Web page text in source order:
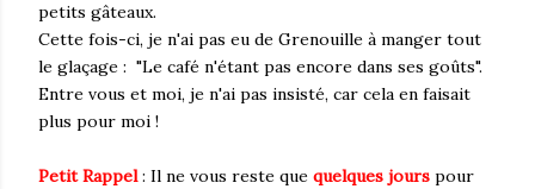
petits gâteaux.
Cette fois-ci, je n'ai pas eu de Grenouille à manger tout
le glaçage : "Le café n'étant pas encore dans ses goûts".
Entre vous et moi, je n'ai pas insisté, car cela en faisait
plus pour moi !
Petit Rappel: Il ne vous reste que quelques jours pour